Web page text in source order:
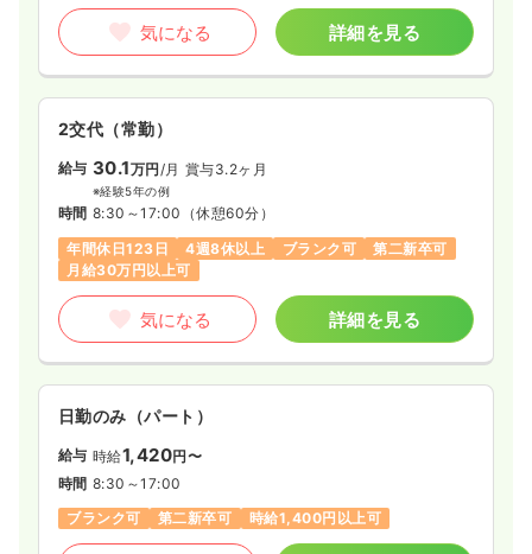
気になる 詳細を見る
2交代（常勤）
給与 30.1万円/月 賞与3.2ヶ月
※経験5年の例
時間 8:30～17:00 （休憩60分）
年間休日123日
4週8休以上 ブランク可
第二新卒可
月給30万円以上可
気になる 詳細を見る
日勤のみ（パート）
給与 時給1,420円〜
時間 8:30～17:00
ブランク可
第二新卒可 時給1,400円以上可